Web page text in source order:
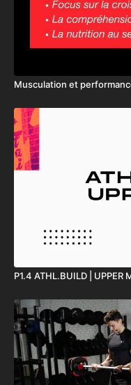
Musculation et
P1.4 ATHL.BUILD | UPPER